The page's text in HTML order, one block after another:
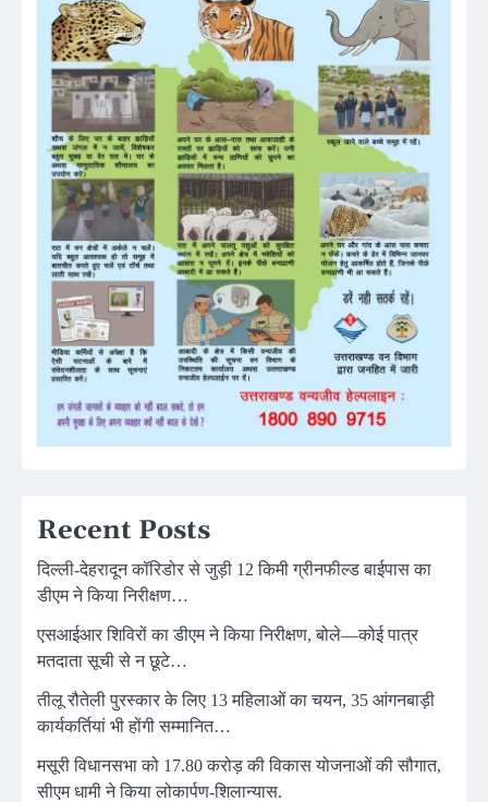
Recent Posts
दिल्ली-देहरादून कॉरिडोर से जुड़ी 12 किमी ग्रीनफील्ड बाईपास का
डीएम ने किया निरीक्षण…
एसआईआर शिविरों का डीएम ने किया निरीक्षण, बोले—कोई पात्र
मतदाता सूची से न छूटे…
तीलू रौतेली पुरस्कार के लिए 13 महिलाओं का चयन, 35 आंगनबाड़ी
कार्यकर्तियां भी होंगी सम्मानित…
मसूरी विधानसभा को 17.80 करोड़ की विकास योजनाओं की सौगात,
सीएम धामी ने किया लोकार्पण-शिलान्यास.